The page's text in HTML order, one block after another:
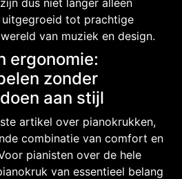
tot prachtige
van muziek en design.
ergonomie:
zonder
aan stijl
artikel over pianokrukken,
combinatie van comfort en
pianisten over de hele
van essentieel belang